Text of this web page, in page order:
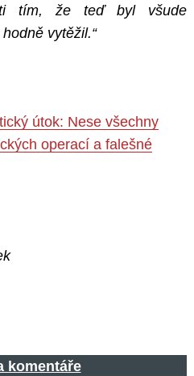
tím, že teď byl všude
vytěžil.“
útok: Nese všechny
operací a falešné
komentáře